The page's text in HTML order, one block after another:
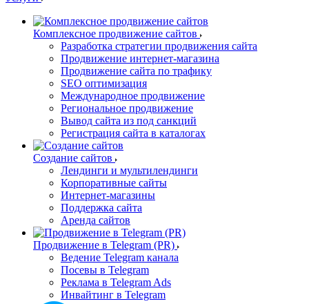
Комплексное продвижение сайтов
Разработка стратегии продвижения сайта
Продвижение интернет-магазина
Продвижение сайта по трафику
SEO оптимизация
Международное продвижение
Региональное продвижение
Вывод сайта из под санкций
Регистрация сайта в каталогах
Создание сайтов
Лендинги и мультилендинги
Корпоративные сайты
Интернет-магазины
Поддержка сайта
Аренда сайтов
Продвижение в Telegram (PR)
Ведение Telegram канала
Посевы в Telegram
Реклама в Telegram Ads
Инвайтинг в Telegram